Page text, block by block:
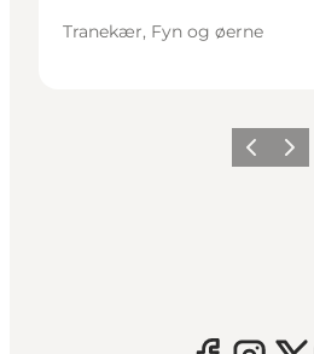
Tranekær, Fyn og øerne
ForrigeNæste